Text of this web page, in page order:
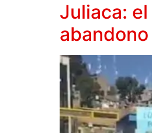
Juliaca:
abandono